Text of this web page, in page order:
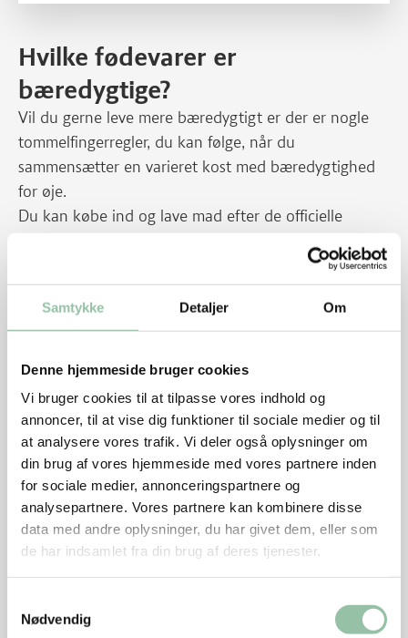
Samtykke Detaljer Om
Denne hjemmeside bruger cookies
Vi bruger cookies til at tilpasse vores indhold og
annoncer, til at vise dig funktioner til sociale medier og til
at analysere vores trafik. Vi deler også oplysninger om
din brug af vores hjemmeside med vores partnere inden
for sociale medier, annonceringspartnere og
analysepartnere. Vores partnere kan kombinere disse
data med andre oplysninger, du har givet dem, eller som
de har indsamlet fra din brug af deres tjenester.
Nødvendig
Hvilke fødevarer er
bæredygtige?
Vil du gerne leve mere bæredygtigt er der er nogle
tommelfingerregler, du kan følge, når du
sammensætter en varieret kost med bæredygtighed
for øje.
Du kan købe ind og lave mad efter de officielle
Spis planterigt, varieret og ikke for meget
Spis flere grøntsager og frugter, lokalt dyrket og i
Spis mad med fuldkorn
Vælg planteolier og magre mejeriprodukter
Spis mindre af det søde, salte og fede
Sluk tørsten i vand
Og et par vigtige tips fra de officielle kostråd: